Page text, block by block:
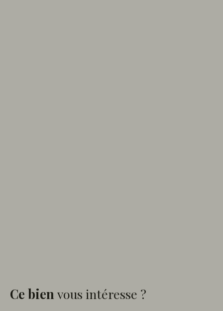
Ce bien vous intéresse ?